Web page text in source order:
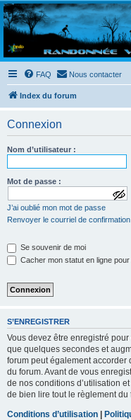
Randovttfree.fr
Bienvenue sur le site des randos vtt
et bonnes randos dans l'Ouest !
FAQ Nous contacter
Index du forum
Connexion
Nom d’utilisateur :
Mot de passe :
a
f
e
d
e
p
a
s
e
J’ai oublié mon mot de passe
Renvoyer le courriel de confirmation
Se souvenir de moi
Cacher mon statut en ligne
S’ENREGISTRER
Vous devez être enregistré
que quelques secondes et
forum peut également
du forum. Avant de vous
de nos conditions d’utilisation
de bien lire tout le règlement du
Conditions d’utilisation |